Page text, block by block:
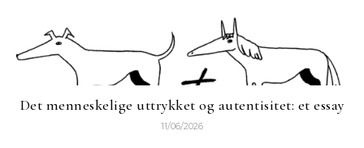
Det menneskelige uttrykket og autentisitet: et essay
11/06/2026